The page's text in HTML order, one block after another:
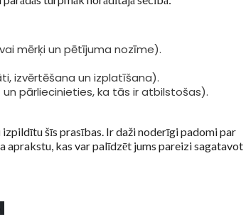
mērķi un pētījuma nozīme).
izvērtēšana un izplatīšana).
pārliecinieties, ka tās ir atbilstošas).
izpildītu šīs prasības. Ir daži noderīgi padomi par
kas var palīdzēt jums pareizi sagatavot